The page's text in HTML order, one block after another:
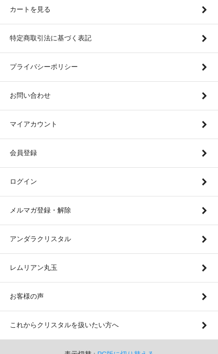
カートを見る
特定商取引法に基づく表記
プライバシーポリシー
お問い合わせ
マイアカウント
会員登録
ログイン
メルマガ登録・解除
アンダラクリスタル
レムリアン丸玉
お客様の声
これからクリスタルを扱いたい方へ